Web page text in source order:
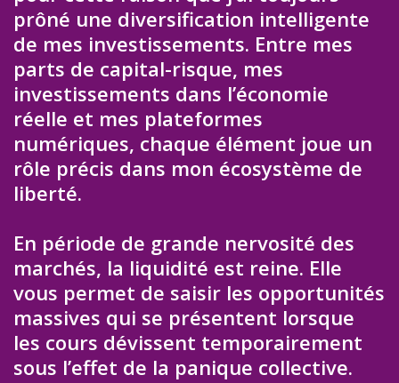
prôné une diversification intelligente
de mes investissements. Entre mes
parts de capital-risque, mes
investissements dans l’économie
réelle et mes plateformes
numériques, chaque élément joue un
rôle précis dans mon écosystème de
liberté.
En période de grande nervosité des
marchés, la liquidité est reine. Elle
vous permet de saisir les opportunités
massives qui se présentent lorsque
les cours dévissent temporairement
sous l’effet de la panique collective.